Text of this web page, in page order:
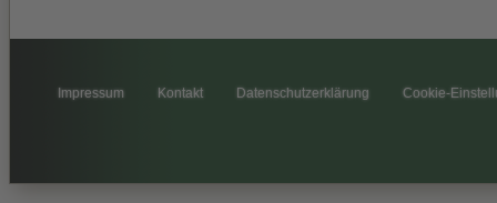
Impressum Kontakt Datenschutzerklärung Cookie-